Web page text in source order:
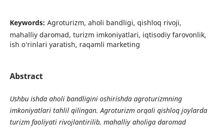
Keywords: Agroturizm, aholi bandligi, qishloq rivoji,
mahalliy daromad, turizm imkoniyatlari, iqtisodiy farovonlik,
ish o‘rinlari yaratish, raqamli marketing
Abstract
Ushbu ishda aholi bandligini oshirishda agroturizmning
imkoniyatlari tahlil qilingan. Agroturizm orqali qishloq joylarda
turizm faoliyati rivojlantirilib, mahalliy aholiga daromad